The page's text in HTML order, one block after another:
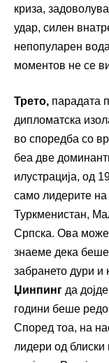
криза,
удар, силен
непопуларен
моментов не се
Трето, парадата
дипломатска
во споредба со
беа две
илустрација, од
само лидерите на
Туркменистан,
Српска. Ова
знаеме дека
забрането дури и
Џинпинг да
години беше
Според тоа, на
лидери од блиски